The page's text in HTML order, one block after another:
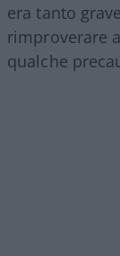
era tanto
rimproverare
qualche